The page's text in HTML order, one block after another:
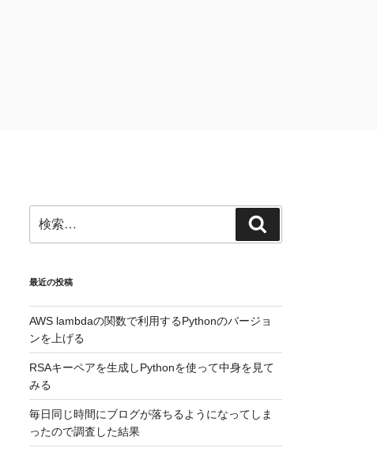
索:
索
最近の投稿
AWS lambdaの関数で利用するPythonのバージョ
ンを上げる
RSAキーペアを生成しPythonを使って中身を見て
みる
毎日同じ時間にブログが落ちるようになってしま
ったので調査した結果